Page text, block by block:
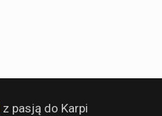
z pasją do Karpi